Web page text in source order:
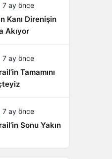
7 ay önce
Kanı Direnişin
Akıyor
7 ay önce
Tamamını
7 ay önce
Sonu Yakın